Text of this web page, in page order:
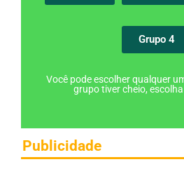
Grupo 4
Você pode escolher qualquer
grupo tiver cheio,
Publicidade